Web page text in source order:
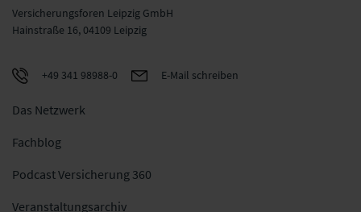
Versicherungsforen Leipzig GmbH
Hainstraße 16, 04109 Leipzig
+49 341 98988-0 E-Mail schreiben
Das Netzwerk
Fachblog
Podcast Versicherung 360
Veranstaltungsarchiv